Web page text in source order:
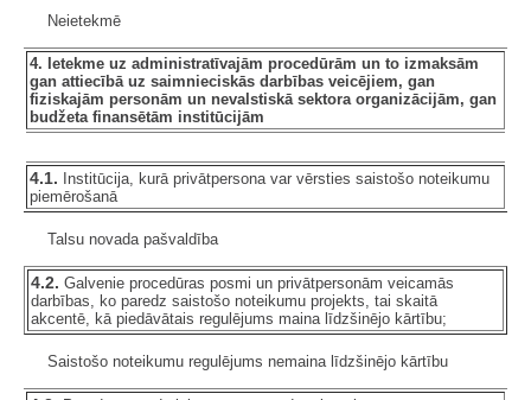
Neietekmē
4. Ietekme uz administratīvajām procedūrām un to izmaksām
gan attiecībā uz saimnieciskās darbības veicējiem, gan
fiziskajām personām un nevalstiskā sektora organizācijām, gan
budžeta finansētām institūcijām
4.1. Institūcija, kurā privātpersona var vērsties saistošo noteikumu
piemērošanā
Talsu novada pašvaldība
4.2. Galvenie procedūras posmi un privātpersonām veicamās
darbības, ko paredz saistošo noteikumu projekts, tai skaitā
akcentē, kā piedāvātais regulējums maina līdzšinējo kārtību;
Saistošo noteikumu regulējums nemaina līdzšinējo kārtību